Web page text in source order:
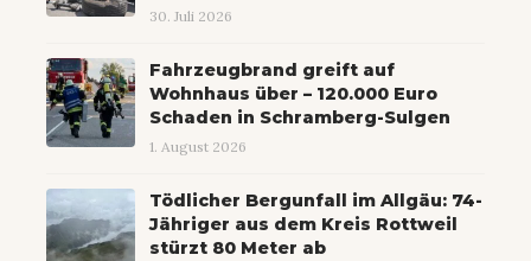
30. Juli 2026
Fahrzeugbrand greift auf
Wohnhaus über – 120.000 Euro
Schaden in Schramberg-Sulgen
1. August 2026
Tödlicher Bergunfall im Allgäu: 74-
Jähriger aus dem Kreis Rottweil
stürzt 80 Meter ab